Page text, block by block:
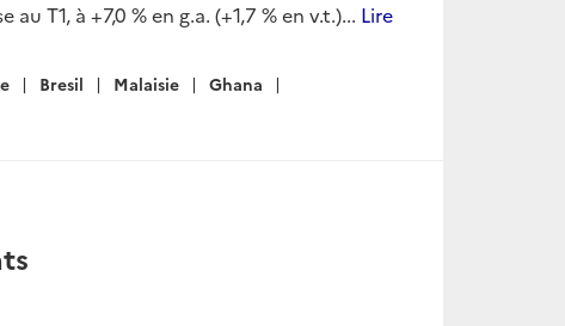
T1, à +7,0 % en g.a. (+1,7 % en v.t.)... Lire
Bresil Malaisie
Ghana